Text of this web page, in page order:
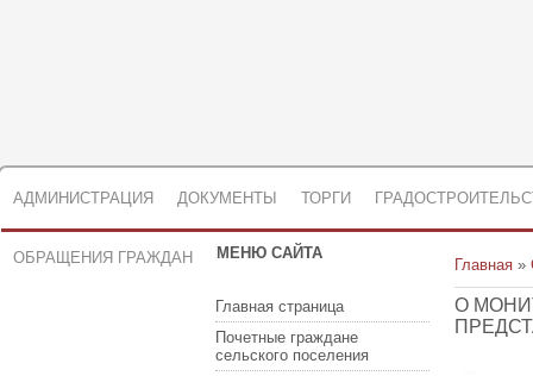
АДМИНИСТРАЦИЯ ДОКУМЕНТЫ ТОРГИ
ОБРАЩЕНИЯ ГРАЖДАН МЕНЮ САЙТА
Главная страница
Почетные граждане
сельского поселения
Главная »
О